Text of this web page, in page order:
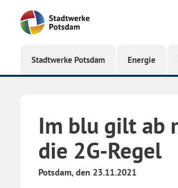
Startseite
Stadtwerke Potsdam Energie
Im blu gilt ab
die 2G-Regel
Potsdam, den 23.11.2021